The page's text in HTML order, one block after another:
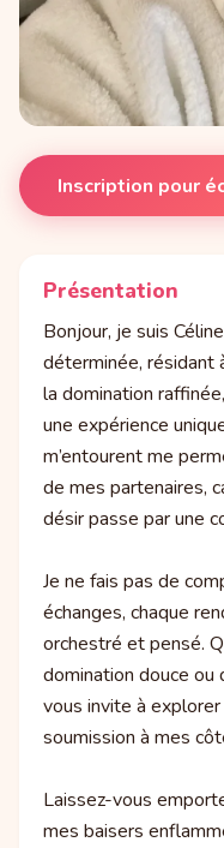
Inscription pour
Présentation
Bonjour, je suis
déterminée, résidant
la domination
une expérience
m’entourent me
de mes partenaires,
désir passe par une
Je ne fais pas de
échanges, chaque
orchestré et pensé.
domination douce ou
vous invite à
soumission à mes
Laissez-vous
mes baisers